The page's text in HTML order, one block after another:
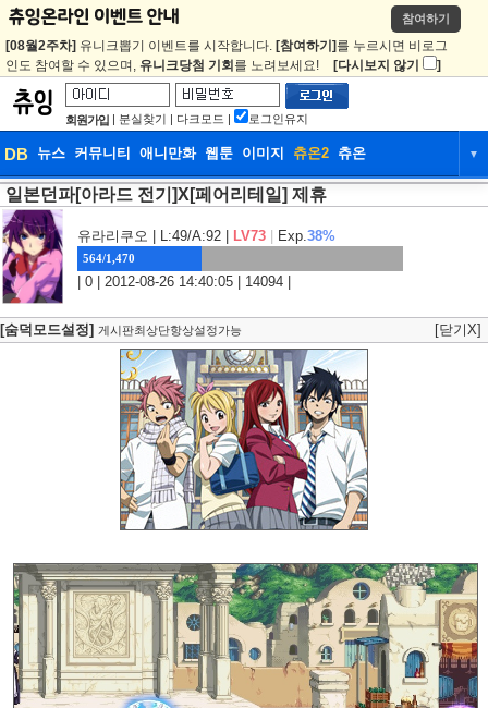
참여하기
[08월2주차] 유니크뽑기 이벤트를 시작합니다. [참여하기] 를 누르시면 비로그
인도 참여할 수 있으며, 유니크당첨 기회 를 노려보세요! [다시보지 않기 ]
회원가입 | 분실찾기 | 다크모드 | 로그인유지
DB 뉴스 커뮤니티 애니만화 웹툰 이미지 츄온2 츄온 ▼
DB 뉴스 커뮤니티
웹툰 이미지 츄온2
일본던파[아라드 전기]X[페어리테일] 제휴
유라리쿠오 | L:49/A:92 | LV73 Exp.38%
564/1,470
| 0 | 2012-08-26 14:40:05 | 14094 |
[숨덕모드설정] 게시판최상단항상설정가능 [닫기X]